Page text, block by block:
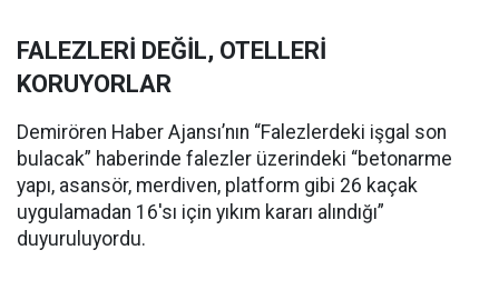
FALEZLERİ DEĞİL, OTELLERİ
KORUYORLAR
Demirören Haber Ajansı’nın “Falezlerdeki işgal son
bulacak” haberinde falezler üzerindeki “betonarme
yapı, asansör, merdiven, platform gibi 26 kaçak
uygulamadan 16'sı için yıkım kararı alındığı”
duyuruluyordu.